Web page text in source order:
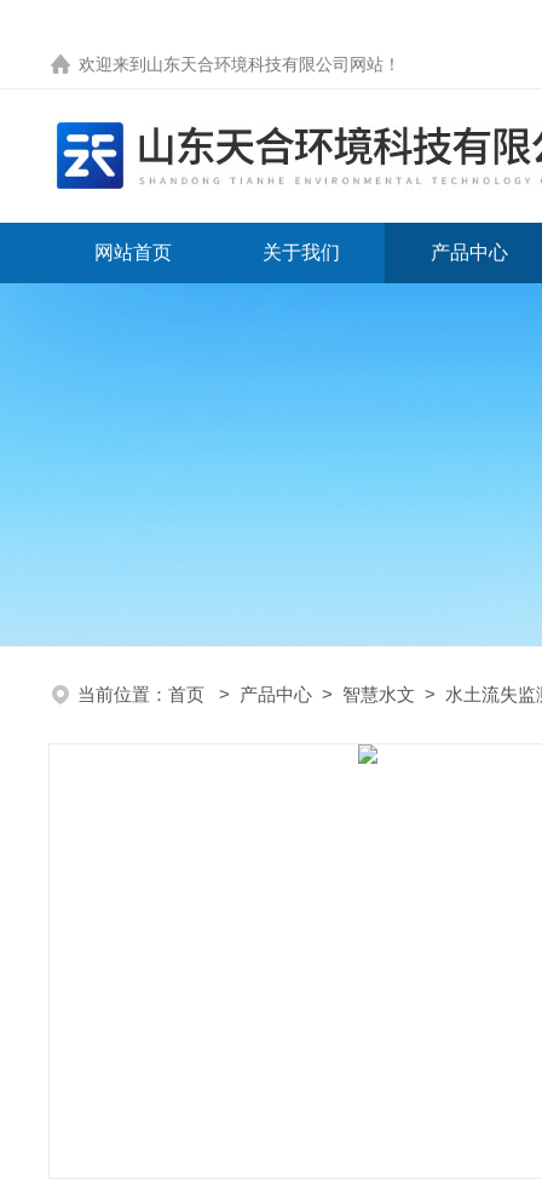
欢迎来到 山东天合环境科技有限公司网站 ！
网站首页 关于我们 产品中心
当前位置： 首页 > 产品中心 > 智慧水文 > 水土流失监